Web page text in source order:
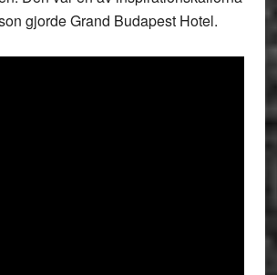
gjorde Grand Budapest Hotel.